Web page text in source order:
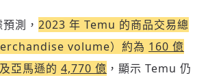
測， 2023 年 Temu 的商品交易總
volume）約為 160 億
亞馬遜的 4,770 億 ，顯示 Temu 仍